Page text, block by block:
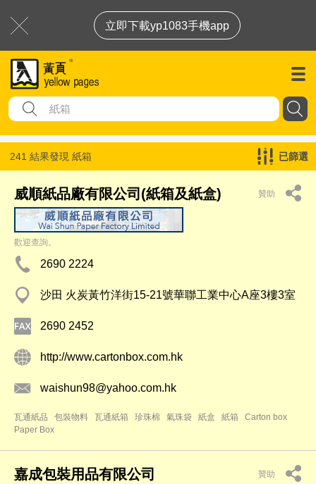
立即下載yp1083手機app
241 結果發現 紙箱 已篩選
威順紙品廠有限公司(紙箱及紙盒) 贊助
歡迎查詢。
2690 2224
沙田 火炭黃竹洋街15-21號華聯工業中心A座3樓3室
2690 2452
http://www.cartonbox.com.hk
waishun98@yahoo.com.hk
瓦通紙品 包裝物料 瓦通紙箱 珍珠棉 氣珠袋 紙盒 紙箱
Carton box
Paper Box
嘉成包裝用品有限公司 贊助